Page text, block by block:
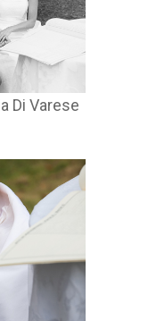
Di Varese